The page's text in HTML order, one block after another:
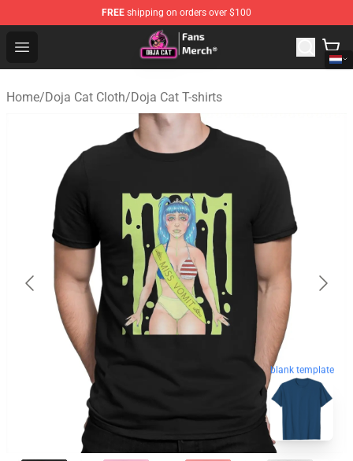
FREE shipping on orders over $100
Open menu
Doja Cat Store - Official Doja Cat Merchandise Shop
Home/Doja Cat Cloth/Doja Cat T-shirts
blank template